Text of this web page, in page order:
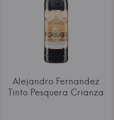
Alejandro Fernandez
Tinto Pesquera Crianza